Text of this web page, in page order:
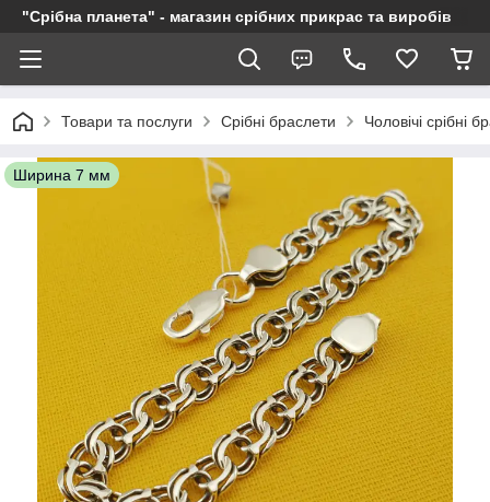
"Срібна планета" - магазин срібних прикрас та виробів
Товари та послуги Срібні браслети Чоловічі срібні
Ширина 7 мм